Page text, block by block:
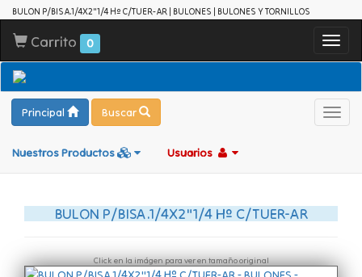
BULON P/BISA.1/4X2"1/4 Hº C/TUER-AR | BULONES | BULONES Y TORNILLOS
Carrito 0
Principal Buscar
Nuestros Productos Usuarios
BULON P/BISA.1/4X2"1/4 Hº C/TUER-AR
Click en la imágen para ver en tamaño original